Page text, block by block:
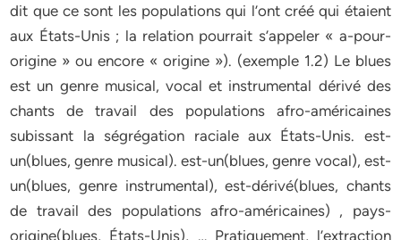
dit que ce sont les populations qui l’ont créé qui étaient
aux États-Unis ; la relation pourrait s’appeler « a-pour-
origine » ou encore « origine »). (exemple 1.2) Le blues
est un genre musical, vocal et instrumental dérivé des
chants de travail des populations afro-américaines
subissant la ségrégation raciale aux États-Unis. est-
un(blues, genre musical). est-un(blues, genre vocal), est-
un(blues, genre instrumental), est-dérivé(blues, chants
de travail des populations afro-américaines) , pays-
origine(blues, États-Unis), … Pratiquement, l’extraction